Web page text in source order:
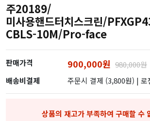
주20189/
미사용핸드터치스크린/
CBLS-10M/Pro-face
판매가격 900,000원 980,000원
배송비결제
주문시 결제 (3,800원) | 로
상품의 재고가 부족하여 구매할 수